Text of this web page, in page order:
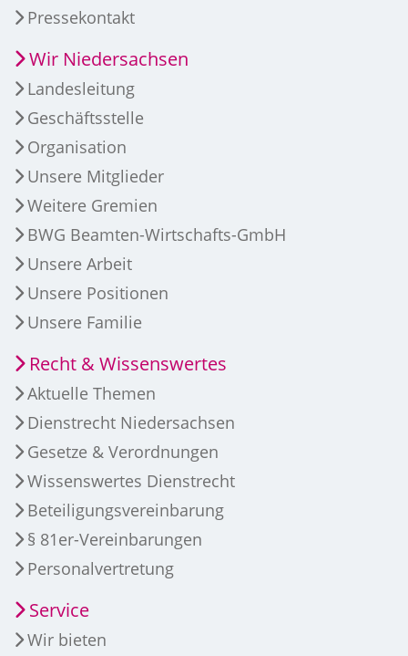
Pressekontakt
Wir Niedersachsen
Landesleitung
Geschäftsstelle
Organisation
Unsere Mitglieder
Weitere Gremien
BWG Beamten-Wirtschafts-GmbH
Unsere Arbeit
Unsere Positionen
Unsere Familie
Recht & Wissenswertes
Aktuelle Themen
Dienstrecht Niedersachsen
Gesetze & Verordnungen
Wissenswertes Dienstrecht
Beteiligungsvereinbarung
§ 81er-Vereinbarungen
Personalvertretung
Service
Wir bieten